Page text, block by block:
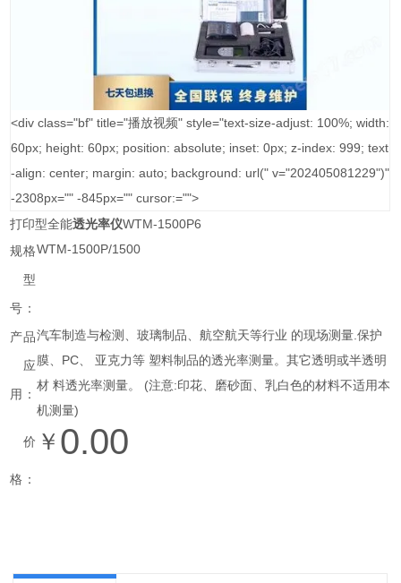
<div class="bf" title="播放视频" style="text-size-adjust: 100%; width:
60px; height: 60px; position: absolute; inset: 0px; z-index: 999; text
-align: center; margin: auto; background: url(" v="202405081229")"
-2308px="" -845px="" cursor:="">
打印型全能透光率仪WTM-1500P6
规格
型
号：
WTM-1500P/1500
产品
应
用：
汽车制造与检测、玻璃制品、航空航天等行业 的现场测量.保护
膜、PC、 亚克力等 塑料制品的透光率测量。其它透明或半透明
材 料透光率测量。 (注意:印花、磨砂面、乳白色的材料不适用本
机测量)
价
格：
￥ 0.00